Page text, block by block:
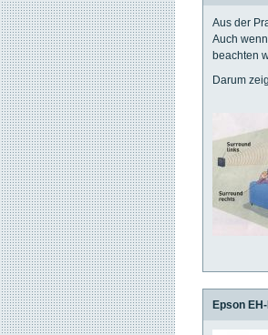
Aus der
Auch
beachten
Darum
Epson